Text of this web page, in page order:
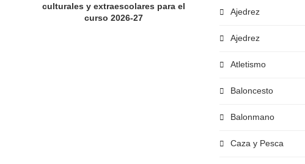
culturales y extraescolares para el
curso 2026-27
Ajedrez
Ajedrez
Atletismo
Baloncesto
Balonmano
Caza y Pesca